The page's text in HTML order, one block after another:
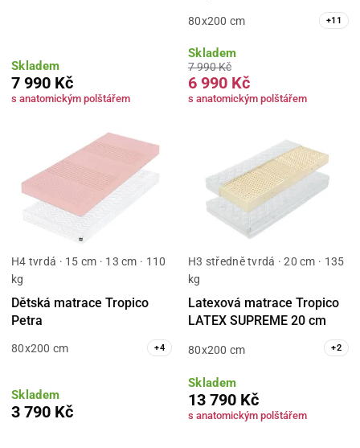
Skladem
7 990 Kč
s anatomickým polštářem
80x200 cm +11
Skladem
7 990 Kč
6 990 Kč
s anatomickým polštářem
H4 tvrdá · 15 cm · 13 cm · 110
kg
Dětská matrace Tropico
Petra
80x200 cm +4
Skladem
3 790 Kč
H3 středně tvrdá · 20 cm · 135
kg
Latexová matrace Tropico
LATEX SUPREME 20 cm
80x200 cm +2
Skladem
13 790 Kč
s anatomickým polštářem